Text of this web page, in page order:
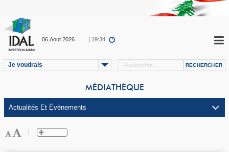
06.Aout.2026 | 19:34
Je voudrais
MÉDIATHÈQUE